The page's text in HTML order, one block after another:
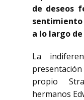
de deseos
a lo largo de
La
propio
hermanos